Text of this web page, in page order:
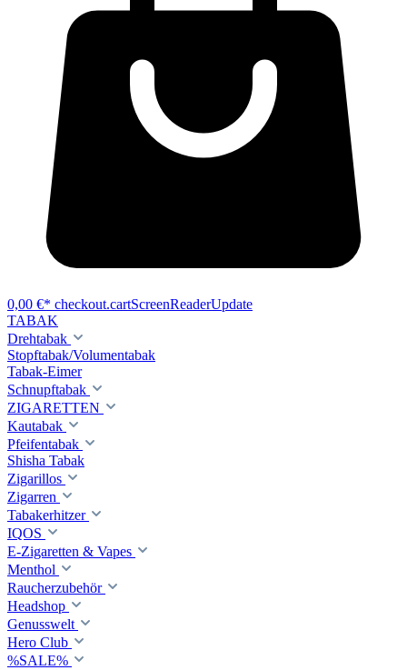
0,00 €* checkout.cartScreenReaderUpdate
TABAK
Drehtabak
Stopftabak/Volumentabak
Tabak-Eimer
Schnupftabak
ZIGARETTEN
Kautabak
Pfeifentabak
Shisha Tabak
Zigarillos
Zigarren
Tabakerhitzer
IQOS
E-Zigaretten & Vapes
Menthol
Raucherzubehör
Headshop
Genusswelt
Hero Club
%SALE%